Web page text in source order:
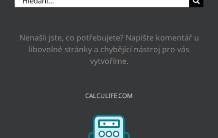
Nenašli jste, co potřebujete? Napište komentář u
libovolné stránky a chybějící nástroj pro vás
vytvoříme.
CALCULIFE.COM